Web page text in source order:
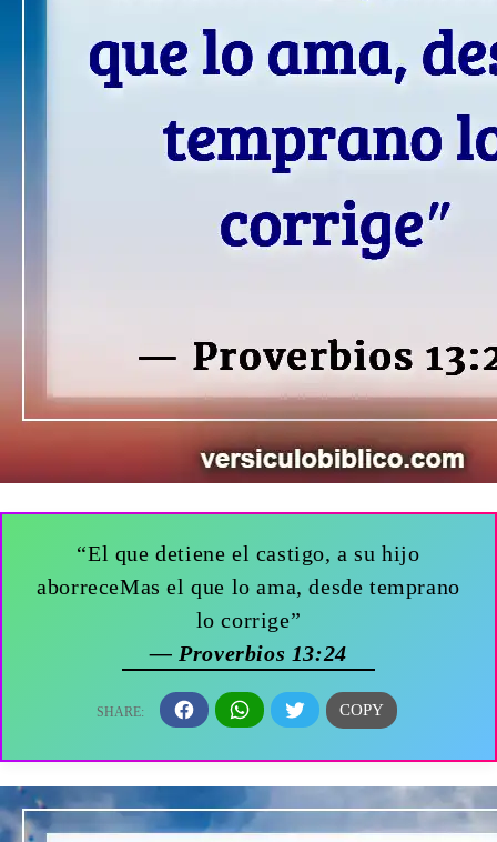
“El que detiene el castigo, a su hijo
aborreceMas el que lo ama, desde temprano
lo corrige”
— Proverbios 13:24